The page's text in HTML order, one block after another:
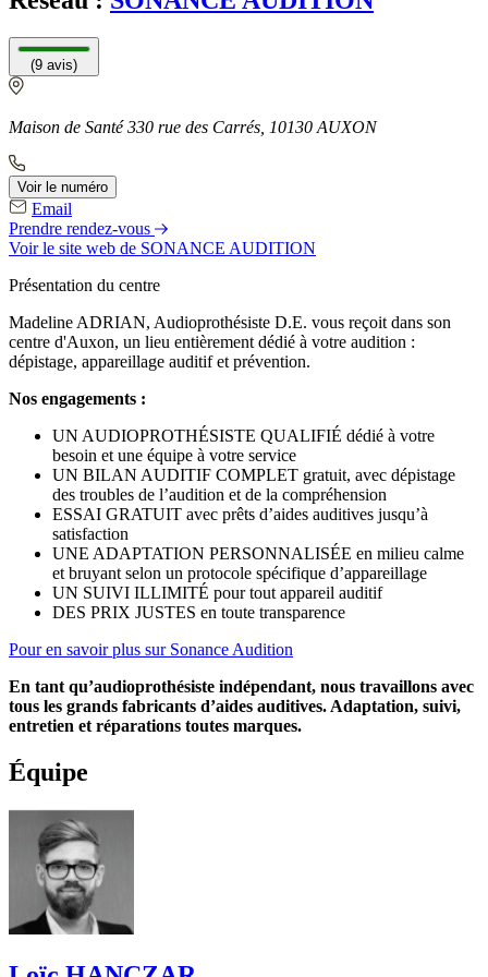
(9 avis)
Maison de Santé 330 rue des Carrés, 10130 AUXON
Voir le numéro
Email
Prendre rendez-vous
Voir le site web de SONANCE AUDITION
Présentation du centre
Madeline ADRIAN, Audioprothésiste D.E. vous reçoit dans son
centre d'Auxon, un lieu entièrement dédié à votre audition :
dépistage, appareillage auditif et prévention.
Nos engagements :
UN AUDIOPROTHÉSISTE QUALIFIÉ dédié à votre
besoin et une équipe à votre service
UN BILAN AUDITIF COMPLET gratuit, avec dépistage
des troubles de l’audition et de la compréhension
ESSAI GRATUIT avec prêts d’aides auditives jusqu’à
satisfaction
UNE ADAPTATION PERSONNALISÉE en milieu calme
et bruyant selon un protocole spécifique d’appareillage
UN SUIVI ILLIMITÉ pour tout appareil auditif
DES PRIX JUSTES en toute transparence
Pour en savoir plus sur Sonance Audition
En tant qu’audioprothésiste indépendant, nous travaillons avec
tous les grands fabricants d’aides auditives. Adaptation, suivi,
entretien et réparations toutes marques.
Équipe